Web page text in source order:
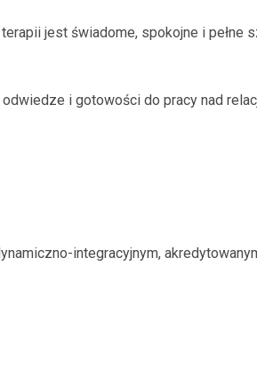
jest świadome, spokojne i pełne
i gotowości do pracy nad
integracyjnym,